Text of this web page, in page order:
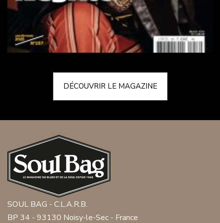
DÉCOUVRIR LE MAGAZINE
SOUL BAG - C.L.A.R.B.
BP 34 - 93130 Noisy-le-Sec - France